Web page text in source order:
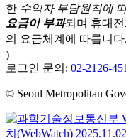
한 수익자 부담원칙에
요금이 부과되며 휴대
의 요금체계에 따릅니다.
)
로그인 문의: 02-2126-
© Seoul Metropolitan